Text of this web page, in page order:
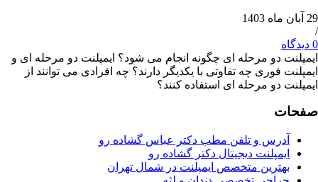
دو مرحله ای چگونه انجام می شود؟ ایمپلنت دو مرحله ای و
فوری چه تفاوتی با یکدیگر دارند؟ چه افرادی می توانند از
دو مرحله ای استفاده کنند؟
و تلفن مطب دکتر عباس گشاده رو
دیجیتال دکتر گشاده رو
متخصص ایمپلنت در شمال تهران